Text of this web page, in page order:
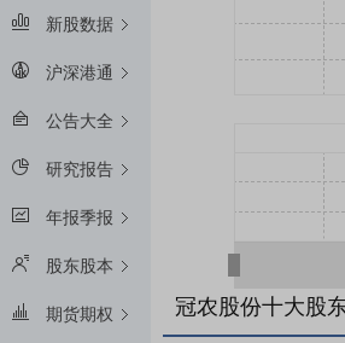
新股数据
沪深港通
公告大全
研究报告
年报季报
股东股本
期货期权 冠农股份十大股